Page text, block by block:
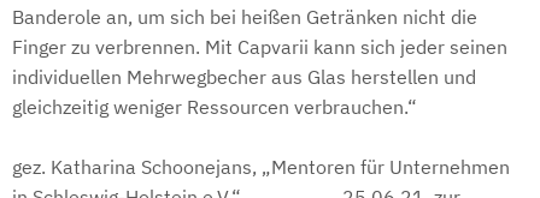
Banderole an, um sich bei heißen Getränken nicht die
Finger zu verbrennen. Mit Capvarii kann sich jeder seinen
individuellen Mehrwegbecher aus Glas herstellen und
gleichzeitig weniger Ressourcen verbrauchen.“
gez. Katharina Schoonejans, „Mentoren für Unternehmen